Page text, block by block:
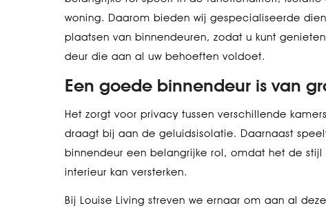
woning. Daarom bieden wij gespecialiseerde
plaatsen van binnendeuren, zodat u kunt
deur die aan al uw behoeften voldoet.
Een goede binnendeur is van
Het zorgt voor privacy tussen verschillende
draagt bij aan de geluidsisolatie. Daarnaast
binnendeur een belangrijke rol, omdat het de stijl
interieur kan versterken.
Bij Louise Living streven we ernaar om aan al